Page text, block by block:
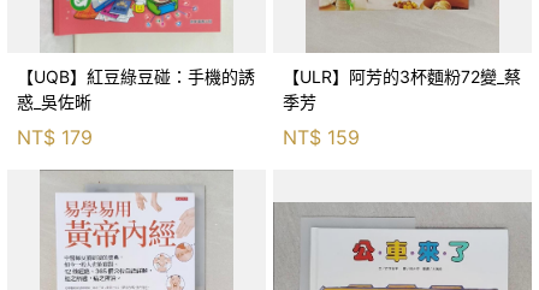
【UQB】紅豆綠豆碰：手機的誘
惑_吳佐晰
NT$ 179
【ULR】阿芳的3杯麵粉72變_蔡
季芳
NT$ 159